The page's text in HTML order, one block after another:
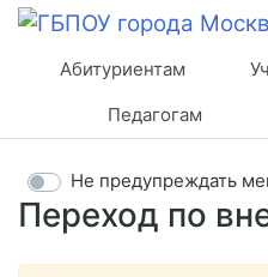
Абитуриентам
Педагогам
Переход по
Не предупреждать